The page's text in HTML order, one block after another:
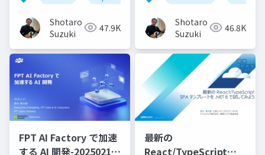
GitHub Copilot
Workspace等)
Shotaro
Suzuki
47.9K
Shotaro
Suzuki
46.8K
FPT AI Factory で加速
する AI 開発-20250213-
最新の
React/TypeScript